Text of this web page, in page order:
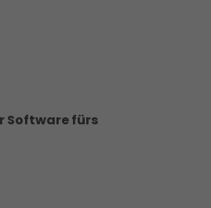
Software fürs